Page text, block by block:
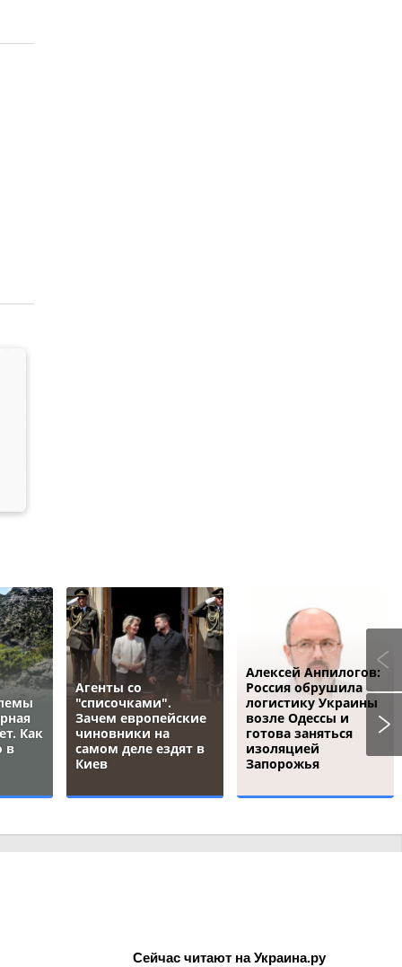
Как
в
Агенты со
"списочками".
Зачем европейские
чиновники на
самом деле ездят в
Киев
Алексей Анпилогов:
Россия обрушила
логистику Украины
возле Одессы и
готова заняться
изоляцией
Запорожья
Сейчас читают на Украина.ру